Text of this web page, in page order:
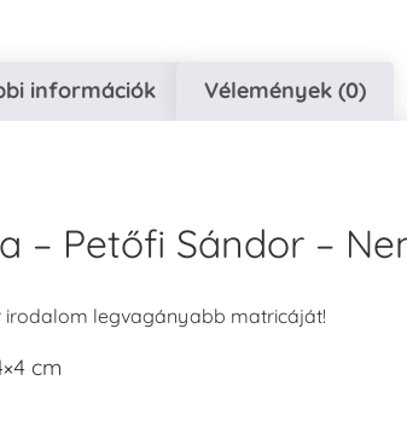
információk Vélemények (0)
– Petőfi Sándor –
irodalom legvagányabb matricáját!
cm